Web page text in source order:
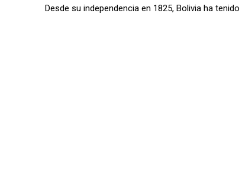
Desde su independencia en 1825, Bolivia ha